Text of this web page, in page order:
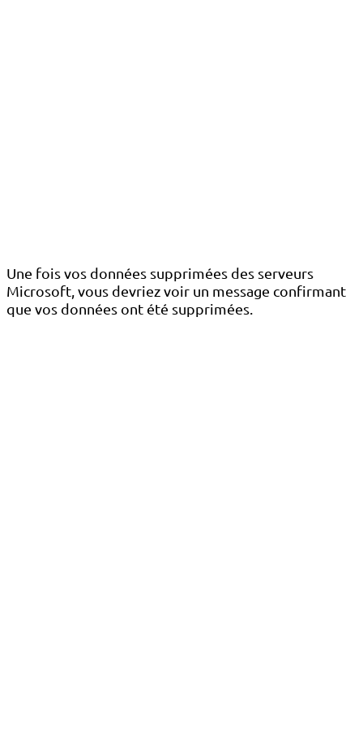
Une fois vos données supprimées des serveurs
Microsoft, vous devriez voir un message confirmant
que vos données ont été supprimées.